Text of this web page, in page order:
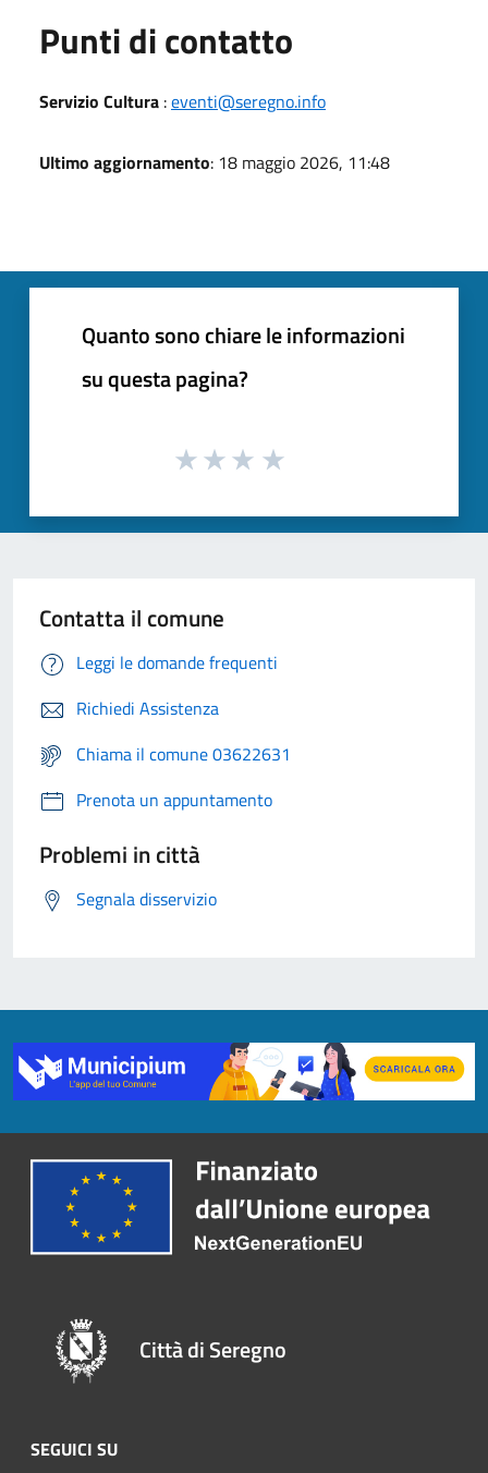
Punti di contatto
Servizio Cultura :eventi@seregno.info
Ultimo aggiornamento: 18 maggio 2026, 11:48
Quanto sono chiare le informazioni
su questa pagina?
Contatta il comune
Leggi le domande frequenti
Richiedi Assistenza
Chiama il comune 03622631
Prenota un appuntamento
Problemi in città
Segnala disservizio
Città di Seregno
SEGUICI SU